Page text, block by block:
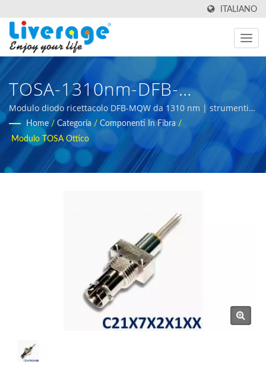
ITALIANO
TOSA-1310nm-DFB-
Ricettacolo | Moduli SPF E
QSPF Per Reti Di
Comunicazione Globali
Modulo diodo ricettacolo DFB-MQW da 1310 nm | strumenti
di test in fibra ottica per lo sviluppo dell'infrastruttura 5g
Home / Categoria / Componenti In Fibra /
Modulo TOSA Ottico